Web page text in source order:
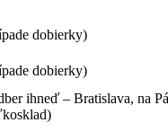
dobierky)
dobierky)
ihneď – Bratislava, na